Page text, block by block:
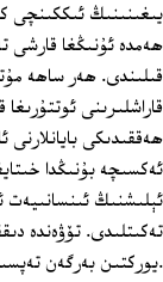
يىغىنىنىڭ ئىككىنچى
ھەمدە ئۇنىڭغا قارشى
قىلىندى. ھەر ساھە
قاراشلىرىنى
ھەققىدىكى بايانلارنى
ئەكسىچە بۇنىڭدا
ئېلىشنىڭ ئىنسانىيەت
تەكىتلىدى. تۆۋەندە
يوركتىن بەرگەن تەپسىلىي مەلۇماتلىرىدا بولسۇن.